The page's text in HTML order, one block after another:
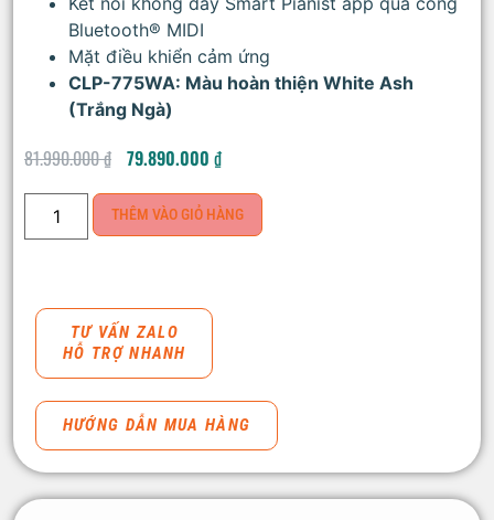
Bluetooth® MIDI
Mặt điều khiển cảm ứng
CLP-775WA: Màu hoàn thiện White Ash
(Trắng Ngà)
81.990.000₫ 79.890.000 ₫
THÊM VÀO GIỎ HÀNG
TƯ VẤN ZALO
HỖ TRỢ NHANH
HƯỚNG DẪN MUA HÀNG